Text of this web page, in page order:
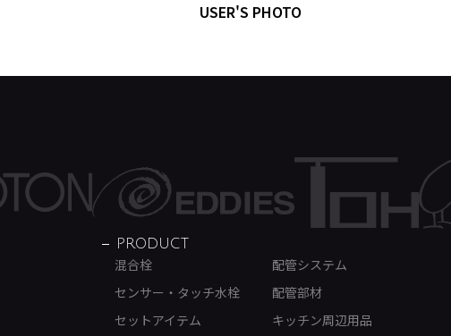
USER'S PHOTO
PRODUCT
混合栓
センサー・タッチ水栓
セットアイテム
配管システム
配管部材
キッチン周辺用品